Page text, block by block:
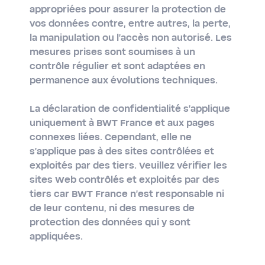
appropriées pour assurer la protection de
vos données contre, entre autres, la perte,
la manipulation ou l'accès non autorisé. Les
mesures prises sont soumises à un
contrôle régulier et sont adaptées en
permanence aux évolutions techniques.
La déclaration de confidentialité s'applique
uniquement à BWT France et aux pages
connexes liées. Cependant, elle ne
s'applique pas à des sites contrôlées et
exploités par des tiers. Veuillez vérifier les
sites Web contrôlés et exploités par des
tiers car BWT France n'est responsable ni
de leur contenu, ni des mesures de
protection des données qui y sont
appliquées.